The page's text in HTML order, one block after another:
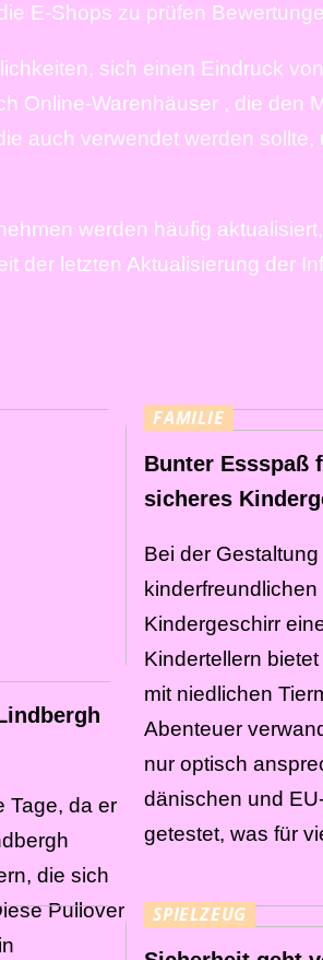
E-Shops zu prüfen
sich einen Eindruck
Online-Warenhäuser , die den
auch verwendet werden
werden häufig
der letzten Aktualisierung der
Tage, da er
die sich
Pullover
FAMILIE
Bunter Essspaß
sicheres
Bei der
Kindergeschirr
Kindertellern
mit niedlichen
Abenteuer
nur optisch
dänischen und
getestet, was für
SPIELZEUG